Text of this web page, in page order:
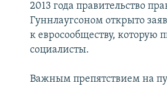
2013 года правительство
Гуннлаугсоном открыто
к евросообществу, которую
социалисты.
Важным препятствием на